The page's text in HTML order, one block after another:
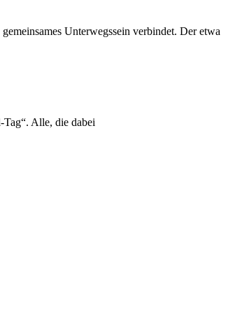
Unterwegssein verbindet. Der etwa
Alle, die dabei